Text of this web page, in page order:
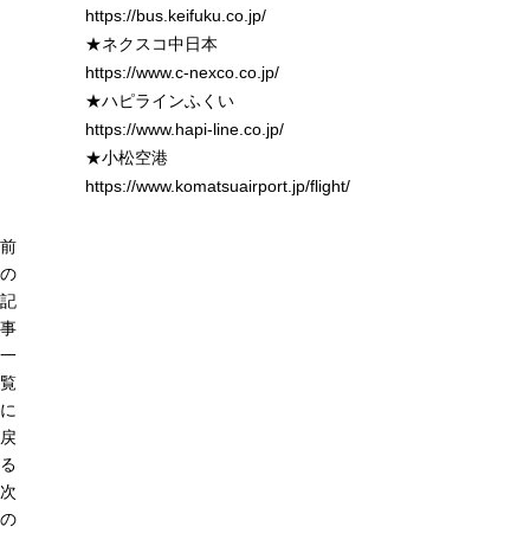
https://bus.keifuku.co.jp/
★ネクスコ中日本
https://www.c-nexco.co.jp/
★ハピラインふくい
https://www.hapi-line.co.jp/
★小松空港
https://www.komatsuairport.jp/flight/
前
の
記
事
一
覧
に
戻
る
次
の